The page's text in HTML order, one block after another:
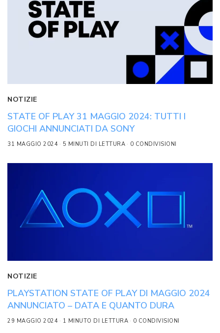
NOTIZIE
STATE OF PLAY 31 MAGGIO 2024: TUTTI I
GIOCHI ANNUNCIATI DA SONY
31 MAGGIO 2024 5 MINUTI DI LETTURA 0 CONDIVISIONI
NOTIZIE
PLAYSTATION STATE OF PLAY DI MAGGIO 2024
ANNUNCIATO – DATA E QUANTO DURA
29 MAGGIO 2024 1 MINUTO DI LETTURA 0 CONDIVISIONI